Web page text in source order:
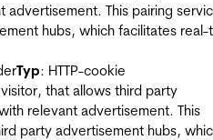
This pairing
hubs, which facilitates real-
Typ: HTTP-cookie
that allows third party
relevant advertisement. This
party advertisement hubs,